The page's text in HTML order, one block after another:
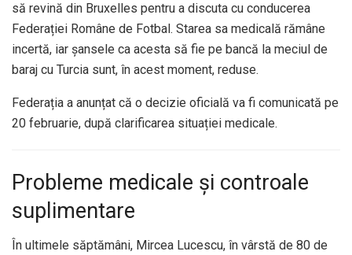
să revină din Bruxelles pentru a discuta cu conducerea
Federației Române de Fotbal. Starea sa medicală rămâne
incertă, iar șansele ca acesta să fie pe bancă la meciul de
baraj cu Turcia sunt, în acest moment, reduse.
Federația a anunțat că o decizie oficială va fi comunicată pe
20 februarie, după clarificarea situației medicale.
Probleme medicale și controale
suplimentare
În ultimele săptămâni, Mircea Lucescu, în vârstă de 80 de